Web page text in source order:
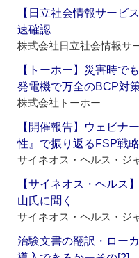
【日立社会情報サービ
速確認
株式会社日立社会情報サ
【トーホー】災害時
発電機で万全のBCP対
株式会社トーホー
【開催報告】ウェビナ
性』で振り返るFSP戦略
サイネオス・ヘルス・ジ
【サイネオス・ヘル
山氏に聞く
サイネオス・ヘルス・ジ
治験文書の翻訳・ロー